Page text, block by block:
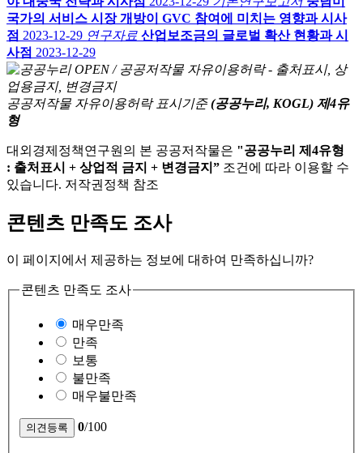
국가의 서비스 시장 개방이 GVC 참여에 미치는 영향과 시사
점 2023-12-29 연구자료 산업보조금의 글로벌 확산 현황과 시
사점 2023-12-29
공공저작물 자유이용허락 표시기준 (공공누리, KOGL) 제4유
형
대외경제정책연구원의 본 공공저작물은 "공공누리 제4유형
: 출처표시 + 상업적 금지 + 변경금지” 조건에 따라 이용할 수
있습니다. 저작권정책 참조
콘텐츠 만족도 조사
이 페이지에서 제공하는 정보에 대하여 만족하십니까?
콘텐츠 만족도 조사
매우만족
만족
보통
불만족
매우불만족
0/100